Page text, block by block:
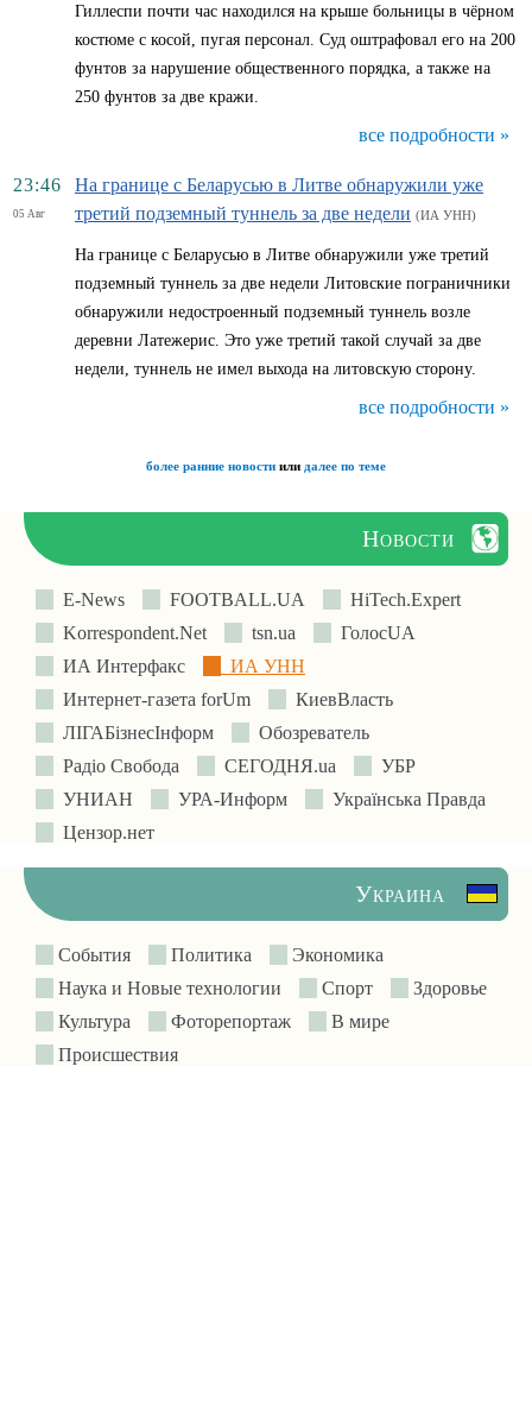
Гиллеспи почти час находился на крыше больницы в чёрном
костюме с косой, пугая персонал. Суд оштрафовал его на 200
фунтов за нарушение общественного порядка, а также на
250 фунтов за две кражи.
все подробности »
23:46
05 Авг
На границе с Беларусью в Литве обнаружили уже
третий подземный туннель за две недели (ИА УНН)
На границе с Беларусью в Литве обнаружили уже третий
подземный туннель за две недели Литовские пограничники
обнаружили недостроенный подземный туннель возле
деревни Латежерис. Это уже третий такой случай за две
недели, туннель не имел выхода на литовскую сторону.
все подробности »
более ранние новости или далее по теме
Новости
E-News FOOTBALL.UA
HiTech.Expert
Korrespondent.Net
tsn.ua
ГолосUA
ИА Интерфакс
ИА УНН
Интернет-газета forUm
КиевВласть
ЛIГАБiзнесIнформ
Обозреватель
Радіо Свобода
СЕГОДНЯ.ua
УБР
УНИАН
УРА-Информ
Українська Правда
Цензор.нет
Украина
События Политика
Экономика
Наука и Новые технологии
Спорт
Здоровье
Культура
Фоторепортаж
В мире
Происшествия